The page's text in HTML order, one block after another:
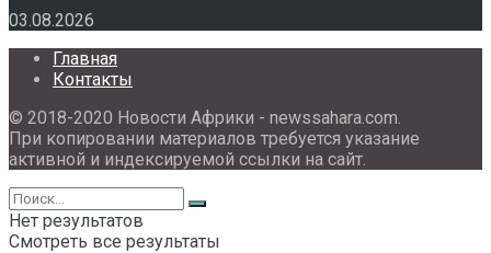
03.08.2026
Главная
Контакты
© 2018-2020 Новости Африки - newssahara.com.
При копировании материалов требуется указание
активной и индексируемой ссылки на сайт.
Нет результатов
Смотреть все результаты